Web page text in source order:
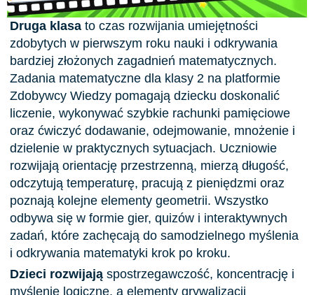
Druga klasa to czas rozwijania umiejętności
zdobytych w pierwszym roku nauki i odkrywania
bardziej złożonych zagadnień matematycznych.
Zadania matematyczne dla klasy 2 na platformie
Zdobywcy Wiedzy pomagają dziecku doskonalić
liczenie, wykonywać szybkie rachunki pamięciowe
oraz ćwiczyć dodawanie, odejmowanie, mnożenie i
dzielenie w praktycznych sytuacjach. Uczniowie
rozwijają orientację przestrzenną, mierzą długość,
odczytują temperaturę, pracują z pieniędzmi oraz
poznają kolejne elementy geometrii. Wszystko
odbywa się w formie gier, quizów i interaktywnych
zadań, które zachęcają do samodzielnego myślenia
i odkrywania matematyki krok po kroku.
Dzieci rozwijają spostrzegawczość, koncentrację i
myślenie logiczne, a elementy grywalizacji